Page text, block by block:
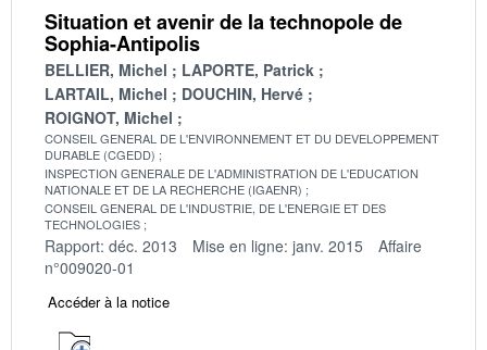
Situation et avenir de la technopole de
Sophia-Antipolis
BELLIER, Michel
LAPORTE, Patrick
LARTAIL, Michel
DOUCHIN, Hervé
ROIGNOT, Michel
CONSEIL GENERAL DE L'ENVIRONNEMENT ET DU DEVELOPPEMENT
DURABLE (CGEDD)
INSPECTION GENERALE DE L'ADMINISTRATION DE L'EDUCATION
NATIONALE ET DE LA RECHERCHE (IGAENR)
CONSEIL GENERAL DE L'INDUSTRIE, DE L'ENERGIE ET DES
TECHNOLOGIES
Rapport: déc. 2013 Mise en ligne: janv. 2015
Affaire
n°009020-01
Accéder à la notice